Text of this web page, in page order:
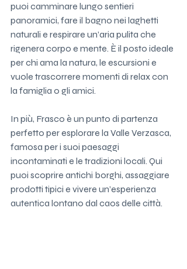
puoi camminare lungo sentieri
panoramici, fare il bagno nei laghetti
naturali e respirare un’aria pulita che
rigenera corpo e mente. È il posto ideale
per chi ama la natura, le escursioni e
vuole trascorrere momenti di relax con
la famiglia o gli amici.
In più, Frasco è un punto di partenza
perfetto per esplorare la Valle Verzasca,
famosa per i suoi paesaggi
incontaminati e le tradizioni locali. Qui
puoi scoprire antichi borghi, assaggiare
prodotti tipici e vivere un’esperienza
autentica lontano dal caos delle città.